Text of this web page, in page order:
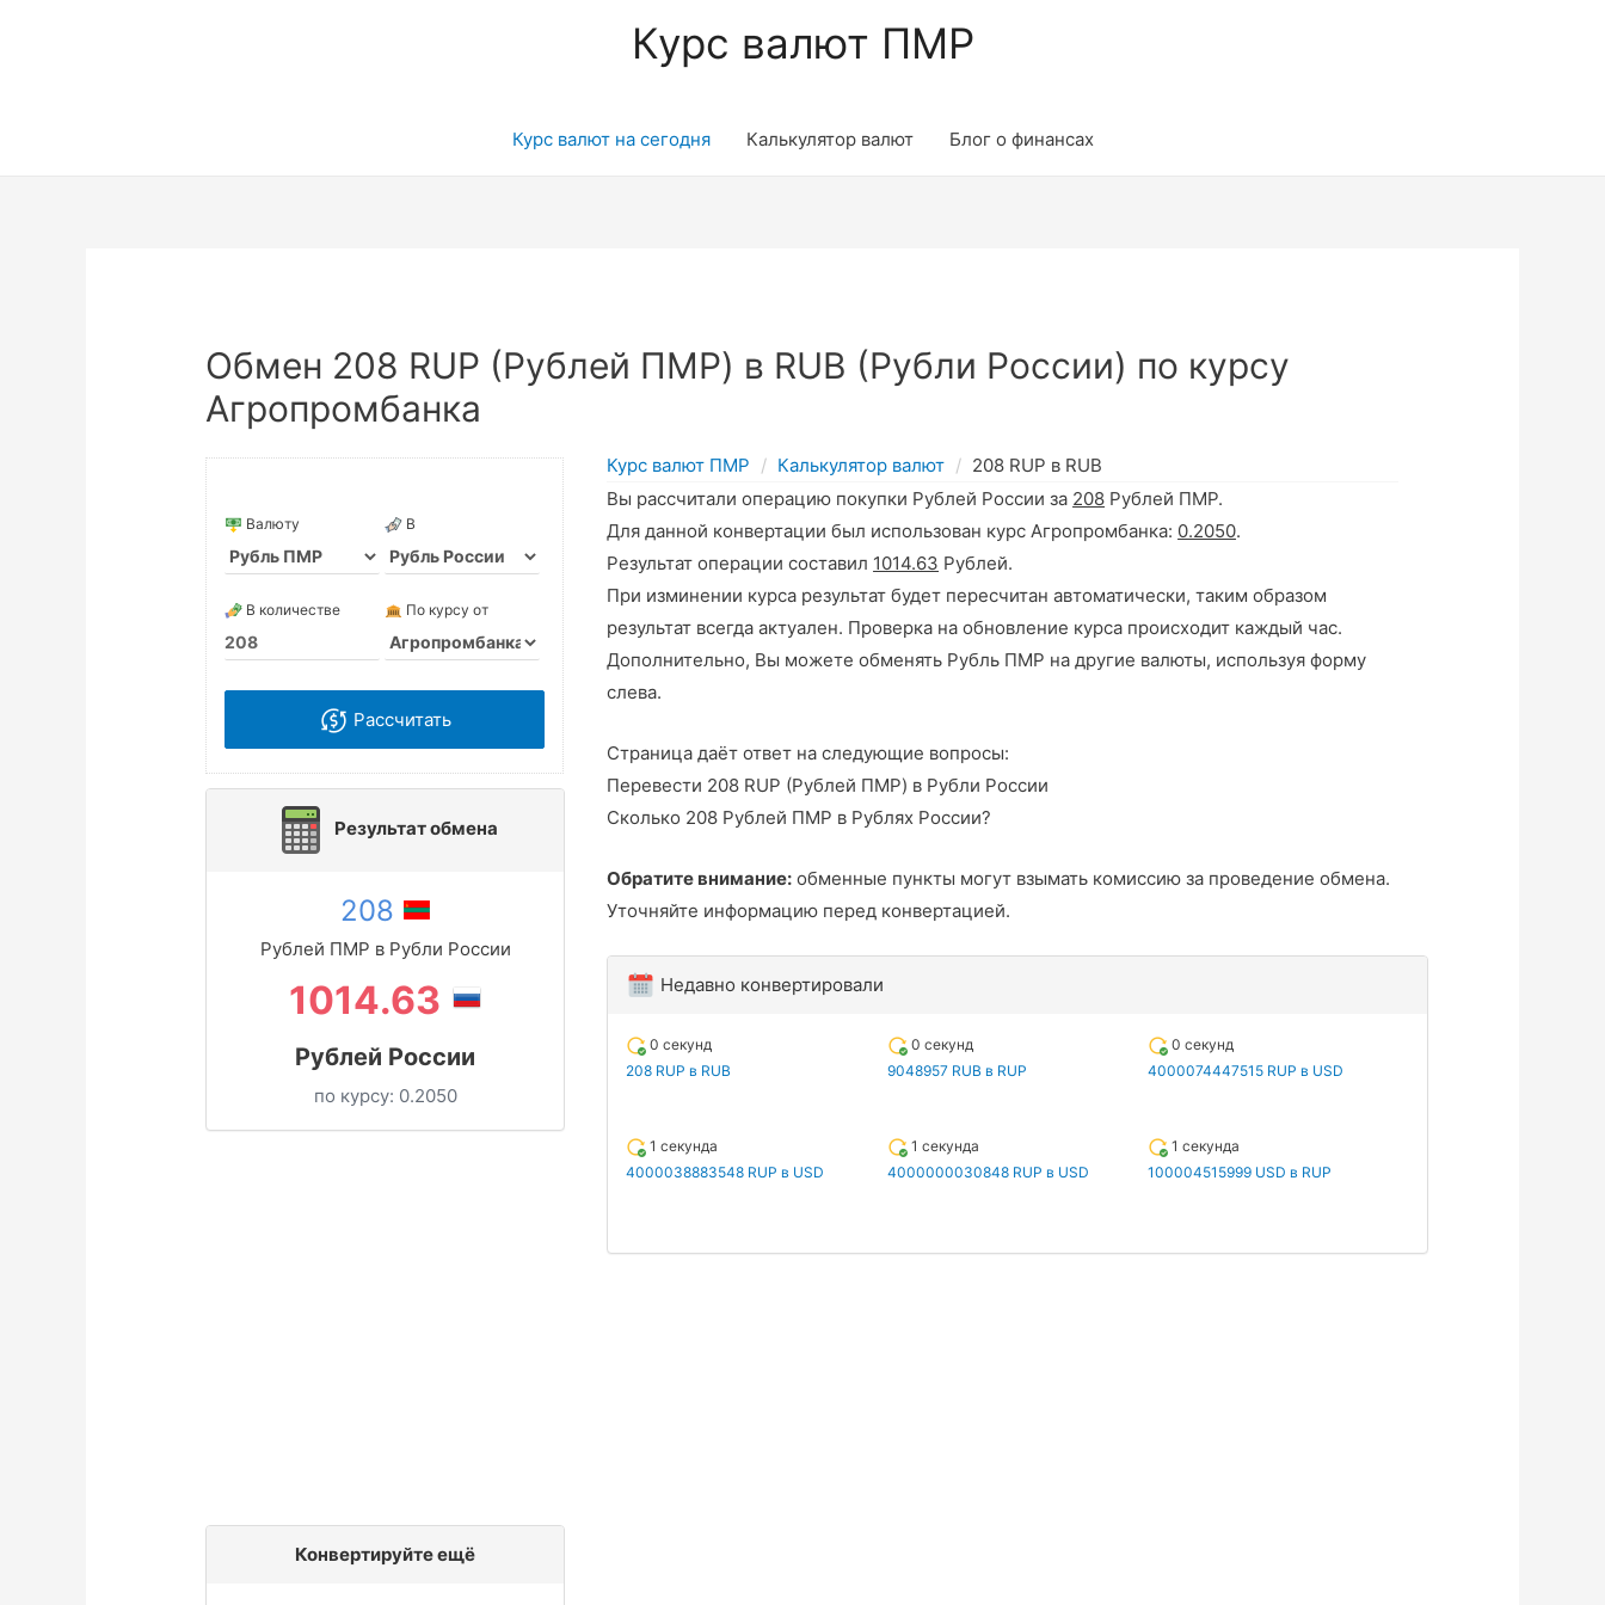
Курс валют ПМР
Курс валют на сегодня Калькулятор валют Блог о финансах
Обмен 208 RUP (Рублей ПМР) в RUB (Рубли России) по курсу
Агропромбанка
Валюту В
В количестве По курсу от
Рассчитать
Результат обмена
208
Рублей ПМР в Рубли России
1014.63
Рублей России
по курсу: 0.2050
Конвертируйте ещё
Курс валют ПМР Калькулятор валют
208 RUP в RUB
Вы рассчитали операцию покупки Рублей России за 208 Рублей ПМР.
Для данной конвертации был использован курс Агропромбанка: 0.2050.
Результат операции составил 1014.63 Рублей.
При изминении курса результат будет пересчитан автоматически, таким образом
результат всегда актуален. Проверка на обновление курса происходит каждый час.
Дополнительно, Вы можете обменять Рубль ПМР на другие валюты, используя форму
слева.
Страница даёт ответ на следующие вопросы:
Перевести 208 RUP (Рублей ПМР) в Рубли России
Сколько 208 Рублей ПМР в Рублях России?
Обратите внимание: обменные пункты могут взымать комиссию за проведение обмена.
Уточняйте информацию перед конвертацией.
Недавно конвертировали
0 секунд
208 RUP в RUB
0 секунд
9048957 RUB в RUP
0 секунд
4000074447515 RUP в USD
1 секунда
4000038883548 RUP в USD
1 секунда
4000000030848 RUP в USD
1 секунда
100004515999 USD в RUP